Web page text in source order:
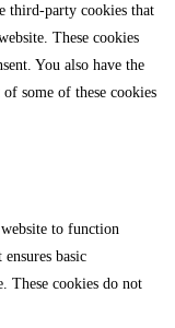
third-party cookies that
These cookies
You also have the
some of these cookies
to function
basic
These cookies do not